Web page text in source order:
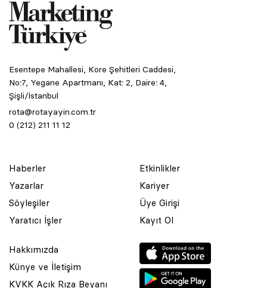
Esentepe Mahallesi, Kore Şehitleri Caddesi,
No:7, Yegane Apartmanı, Kat: 2, Daire: 4,
Şişli/İstanbul
rota@rotayayin.com.tr
0 (212) 211 11 12
Haberler
Yazarlar
Söyleşiler
Yaratıcı İşler
Etkinlikler
Kariyer
Üye Girişi
Kayıt Ol
Hakkımızda
Künye ve İletişim
KVKK Açık Rıza Beyanı